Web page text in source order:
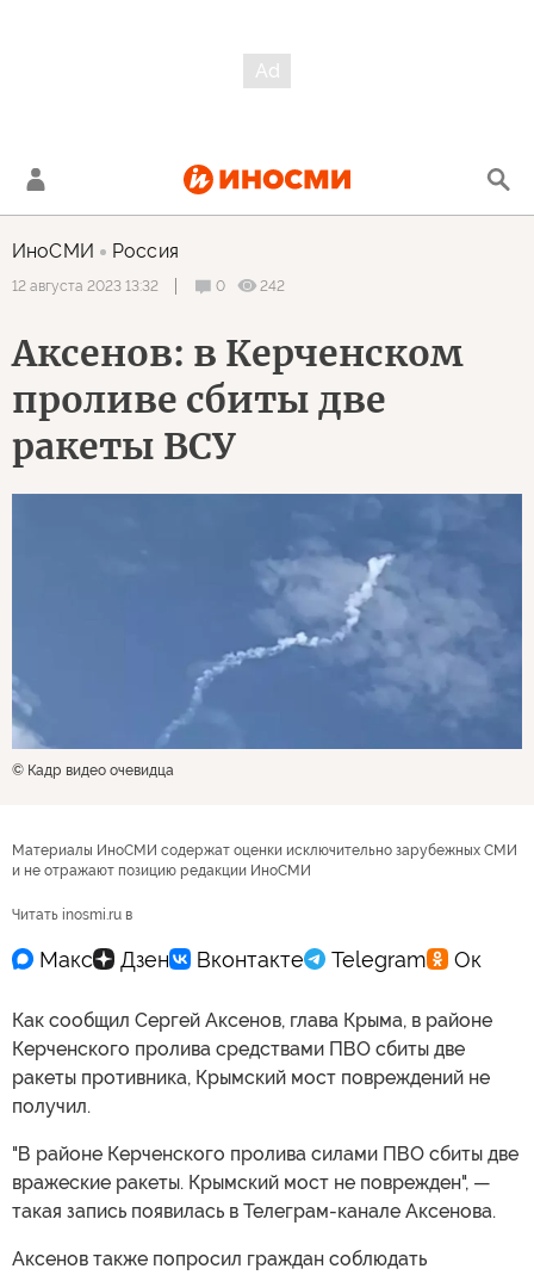
ИноСМИ Россия
12 августа 2023 13:32 0 242
Аксенов: в Керченском
проливе сбиты две
ракеты ВСУ
© Кадр видео очевидца
Материалы ИноСМИ содержат оценки исключительно зарубежных СМИ
и не отражают позицию редакции ИноСМИ
Читать inosmi.ru в
Как сообщил Сергей Аксенов, глава Крыма, в районе
Керченского пролива средствами ПВО сбиты две
ракеты противника, Крымский мост повреждений не
получил.
"В районе Керченского пролива силами ПВО сбиты две
вражеские ракеты. Крымский мост не поврежден", —
такая запись появилась в Телеграм-канале Аксенова.
Аксенов также попросил граждан соблюдать